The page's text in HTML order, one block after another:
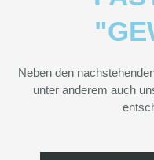
Neben den
unter anderem auch